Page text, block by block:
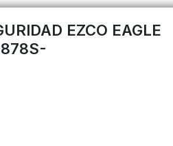
EZCO EAGLE